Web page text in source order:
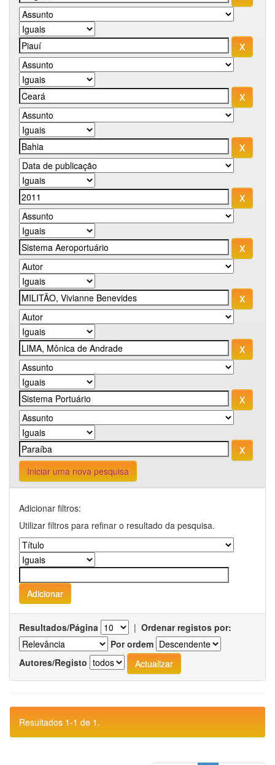
Iniciar uma nova pesquisa
Adicionar filtros:
Utilizar filtros para refinar o resultado da pesquisa.
Resultados/Página | Ordenar registos por:
Por ordem
Autores/Registo
Resultados 1-1 de 1.